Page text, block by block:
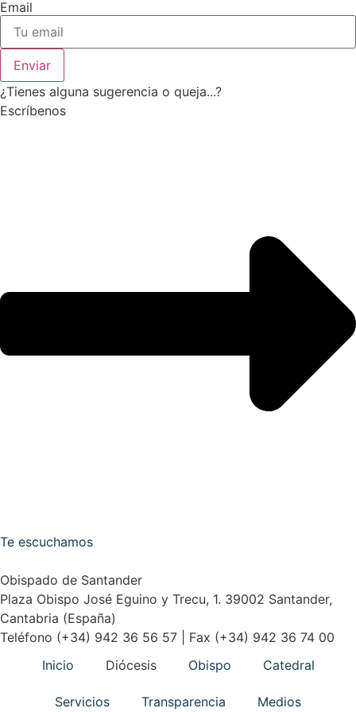
Email
Enviar
¿Tienes alguna sugerencia o queja...?
Escríbenos
Te escuchamos
Obispado de Santander
Plaza Obispo José Eguino y Trecu, 1. 39002 Santander,
Cantabria (España)
Teléfono (+34) 942 36 56 57 | Fax (+34) 942 36 74 00
Inicio
Diócesis Obispo Catedral
Servicios Transparencia Medios